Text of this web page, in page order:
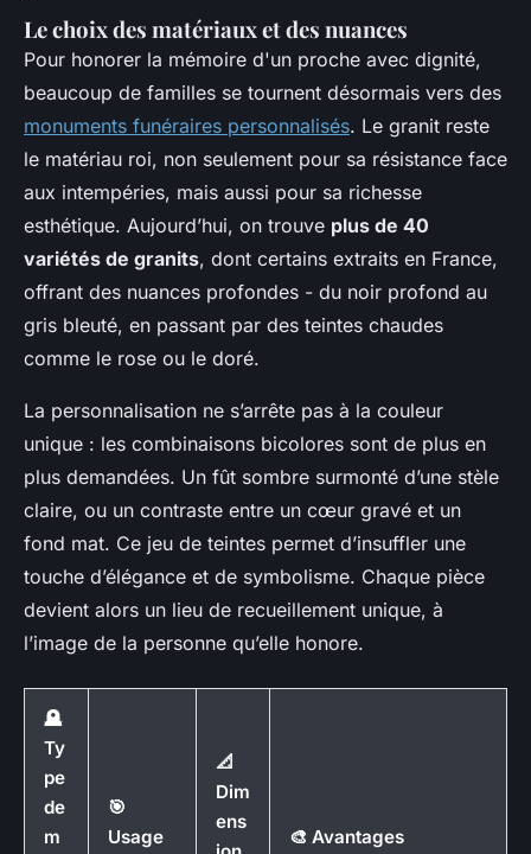
Le choix des matériaux et des nuances
Pour honorer la mémoire d'un proche avec dignité,
beaucoup de familles se tournent désormais vers des
monuments funéraires personnalisés. Le granit reste
le matériau roi, non seulement pour sa résistance face
aux intempéries, mais aussi pour sa richesse
esthétique. Aujourd’hui, on trouve plus de 40
variétés de granits, dont certains extraits en France,
offrant des nuances profondes - du noir profond au
gris bleuté, en passant par des teintes chaudes
comme le rose ou le doré.
La personnalisation ne s’arrête pas à la couleur
unique : les combinaisons bicolores sont de plus en
plus demandées. Un fût sombre surmonté d’une stèle
claire, ou un contraste entre un cœur gravé et un
fond mat. Ce jeu de teintes permet d’insuffler une
touche d’élégance et de symbolisme. Chaque pièce
devient alors un lieu de recueillement unique, à
l’image de la personne qu’elle honore.
🪦
Ty
pe
de
m
🎯
Usage
📐
Dim
ens
🎨 Avantages